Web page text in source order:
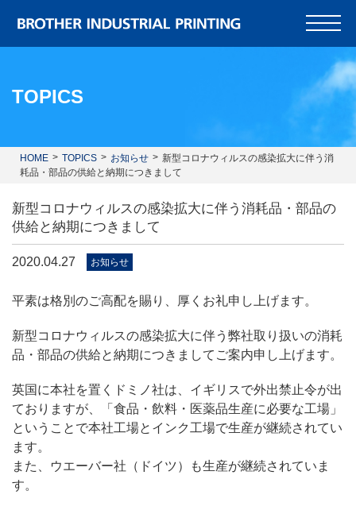
TOPICS
HOME TOPICS お知らせ
新型コロナウィルスの感染拡大に伴う消
耗品・部品の供給と納期につきまして
新型コロナウィルスの感染拡大に伴う消耗品・部品の
供給と納期につきまして
2020.04.27 お知らせ
平素は格別のご高配を賜り、厚くお礼申し上げます。
新型コロナウィルスの感染拡大に伴う弊社取り扱いの消耗
品・部品の供給と納期につきましてご案内申し上げます。
英国に本社を置くドミノ社は、イギリスで外出禁止令が出
ておりますが、「食品・飲料・医薬品生産に必要な工場」
ということで本社工場とインク工場で生産が継続されてい
ます。
また、ウエーバー社（ドイツ）も生産が継続されていま
す。